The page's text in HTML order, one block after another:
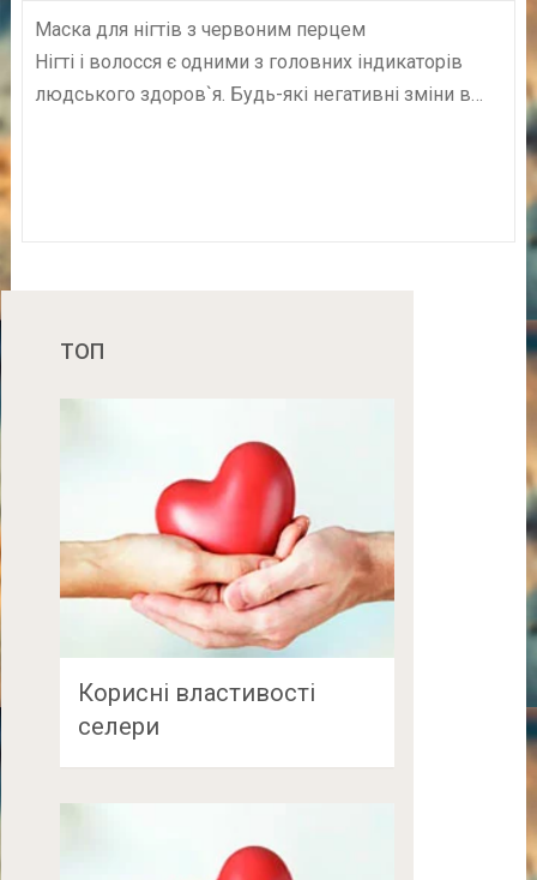
Маска для нігтів з червоним перцем
Нігті і волосся є одними з головних індикаторів
людського здоров`я. Будь-які негативні зміни в…
ТОП
Корисні властивості
селери